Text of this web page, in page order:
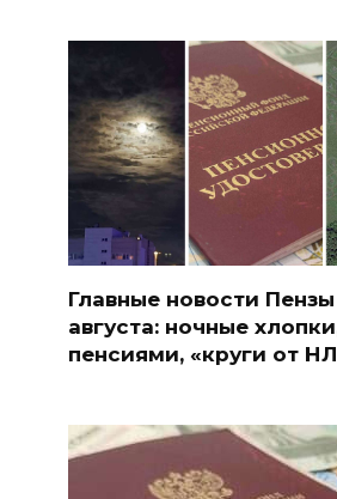
Главные новости Пензы
августа: ночные
пенсиями, «круги от